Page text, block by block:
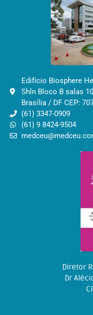
Edifício Biosphere
Shln Bloco B salas
Brasília / DF CEP:
(61) 3347-0909
(61) 9 8424-9504
Diretor
Dr